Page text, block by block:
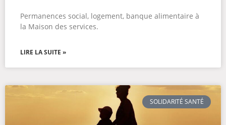
Permanences social, logement, banque alimentaire à
la Maison des services.
LIRE LA SUITE »
SOLIDARITÉ SANTÉ